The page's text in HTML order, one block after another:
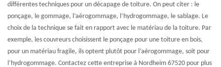
différentes techniques pour un décapage de toiture. On peut citer : le
ponçage, le gommage, l’aérogommage, l’hydrogommage, le sablage. Le
choix de la technique se fait en rapport avec le matériau de la toiture. Par
exemple, les couvreurs choisissent le ponçage pour une toiture en bois,
pour un matériau fragile, ils optent plutôt pour l’aérogommage, soit pour
l’hydrogommage. Contactez cette entreprise à Nordheim 67520 pour plus